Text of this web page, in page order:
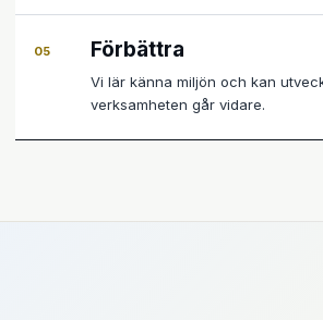
05 Förbättra
Vi lär känna miljön och kan
verksamheten går vidare.